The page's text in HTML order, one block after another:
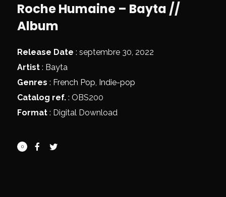
Roche Humaine – Bayta //
Album
Release Date : septembre 30, 2022
Artist : Bayta
Genres : French Pop, Indie-pop
Catalog ref. : OBS200
Format : Digital Download
0